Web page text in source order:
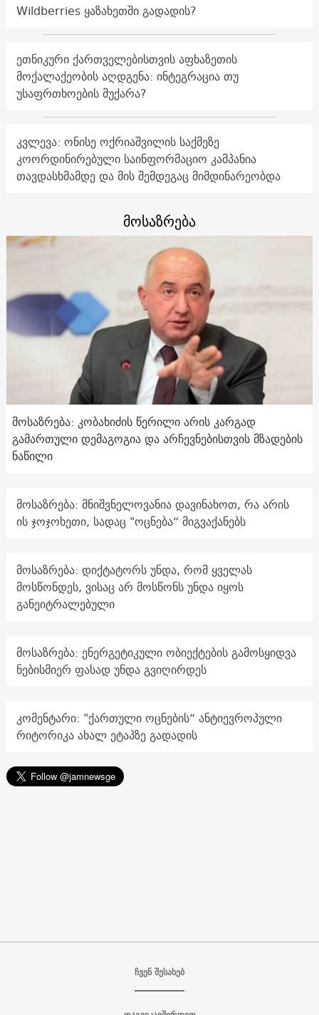
Wildberries ყაზახეთში გადადის?
ეთნიკური ქართველებისთვის აფხაზეთის
მოქალაქეობის აღდგენა: ინტეგრაცია თუ
უსაფრთხოების მუქარა?
კვლევა: ონისე ოქრიაშვილის საქმეზე
კოორდინირებული საინფორმაციო კამპანია
თავდასხმამდე და მის შემდეგაც მიმდინარეობდა
მოსაზრება
მოსაზრება: კობახიძის წერილი არის კარგად
გამართული დემაგოგია და არჩევნებისთვის მზადების
ნაწილი
მოსაზრება: მნიშვნელოვანია დავინახოთ, რა არის
ის ჯოჯოხეთი, სადაც "ოცნება“ მიგვაქანებს
მოსაზრება: დიქტატორს უნდა, რომ ყველას
მოსწონდეს, ვისაც არ მოსწონს უნდა იყოს
განეიტრალებული
მოსაზრება: ენერგეტიკული ობიექტების გამოსყიდვა
ნებისმიერ ფასად უნდა გვიღირდეს
კომენტარი: "ქართული ოცნების“ ანტიევროპული
რიტორიკა ახალ ეტაპზე გადადის
ჩვენ შესახებ